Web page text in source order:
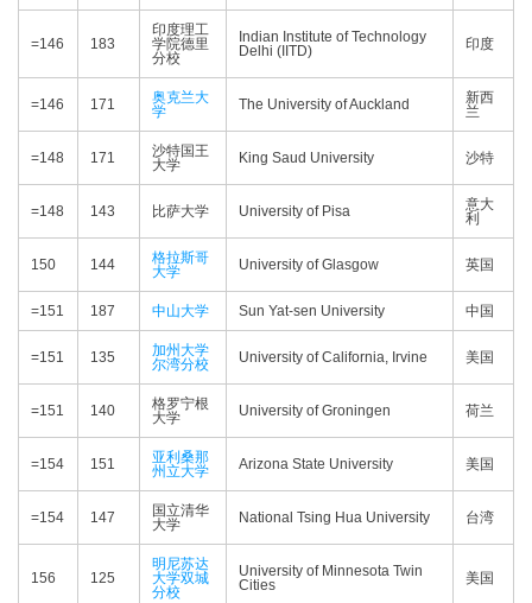
=146 183
印度理工
学院德里
分校
Indian Institute of Technology
Delhi (IITD)
印度
=146 171
奥克兰大
学
The University of Auckland
新西
兰
=148 171
沙特国王
大学
King Saud University 沙特
=148 143 比萨大学 University of Pisa
意大
利
150 144
格拉斯哥
大学
University of Glasgow 英国
=151 187 中山大学 Sun Yat-sen University 中国
=151 135
加州大学
尔湾分校
University of California, Irvine 美国
=151 140
格罗宁根
大学
University of Groningen 荷兰
=154 151
亚利桑那
州立大学
Arizona State University 美国
=154 147
国立清华
大学
National Tsing Hua University 台湾
156 125
明尼苏达
大学双城
分校
University of Minnesota Twin
Cities
美国